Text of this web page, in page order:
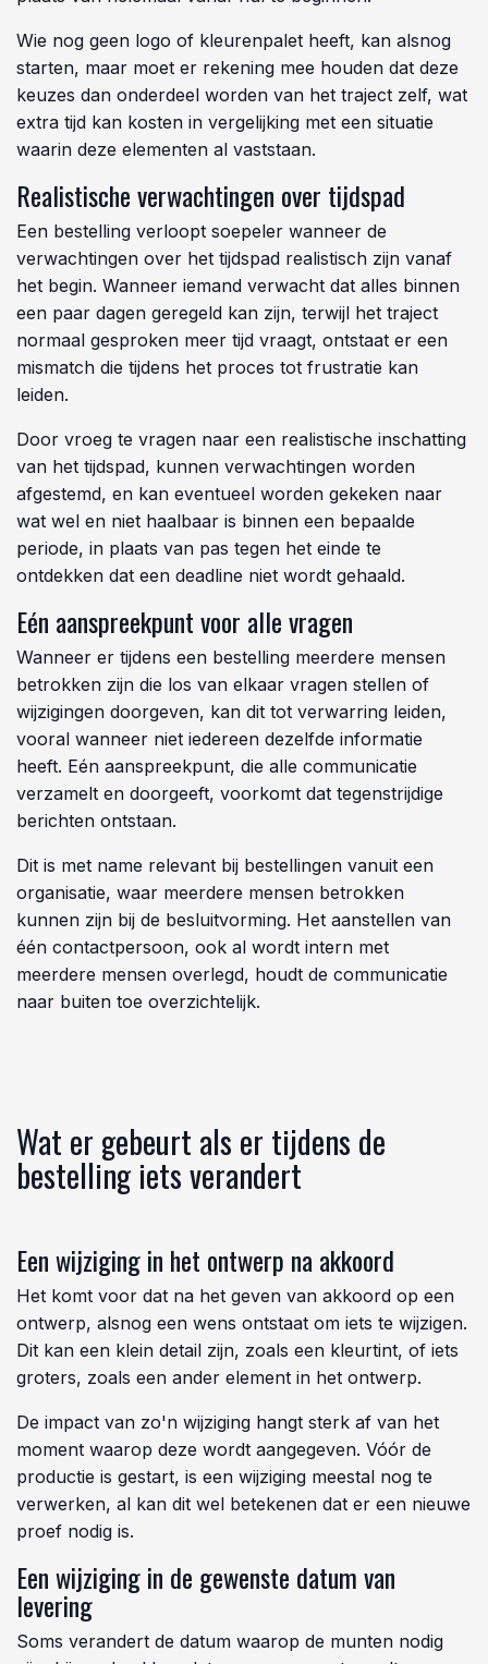
Wie nog geen logo of kleurenpalet heeft, kan alsnog
starten, maar moet er rekening mee houden dat deze
keuzes dan onderdeel worden van het traject zelf, wat
extra tijd kan kosten in vergelijking met een situatie
waarin deze elementen al vaststaan.
Realistische verwachtingen over tijdspad
Een bestelling verloopt soepeler wanneer de
verwachtingen over het tijdspad realistisch zijn vanaf
het begin. Wanneer iemand verwacht dat alles binnen
een paar dagen geregeld kan zijn, terwijl het traject
normaal gesproken meer tijd vraagt, ontstaat er een
mismatch die tijdens het proces tot frustratie kan
leiden.
Door vroeg te vragen naar een realistische inschatting
van het tijdspad, kunnen verwachtingen worden
afgestemd, en kan eventueel worden gekeken naar
wat wel en niet haalbaar is binnen een bepaalde
periode, in plaats van pas tegen het einde te
ontdekken dat een deadline niet wordt gehaald.
Eén aanspreekpunt voor alle vragen
Wanneer er tijdens een bestelling meerdere mensen
betrokken zijn die los van elkaar vragen stellen of
wijzigingen doorgeven, kan dit tot verwarring leiden,
vooral wanneer niet iedereen dezelfde informatie
heeft. Eén aanspreekpunt, die alle communicatie
verzamelt en doorgeeft, voorkomt dat tegenstrijdige
berichten ontstaan.
Dit is met name relevant bij bestellingen vanuit een
organisatie, waar meerdere mensen betrokken
kunnen zijn bij de besluitvorming. Het aanstellen van
één contactpersoon, ook al wordt intern met
meerdere mensen overlegd, houdt de communicatie
naar buiten toe overzichtelijk.
Wat er gebeurt als er tijdens de
bestelling iets verandert
Een wijziging in het ontwerp na akkoord
Het komt voor dat na het geven van akkoord op een
ontwerp, alsnog een wens ontstaat om iets te wijzigen.
Dit kan een klein detail zijn, zoals een kleurtint, of iets
groters, zoals een ander element in het ontwerp.
De impact van zo'n wijziging hangt sterk af van het
moment waarop deze wordt aangegeven. Vóór de
productie is gestart, is een wijziging meestal nog te
verwerken, al kan dit wel betekenen dat er een nieuwe
proef nodig is.
Een wijziging in de gewenste datum van
levering
Soms verandert de datum waarop de munten nodig